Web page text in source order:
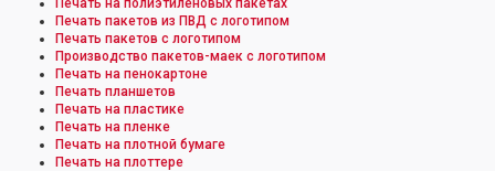
Печать на полиэтиленовых пакетах
Печать пакетов из ПВД с логотипом
Печать пакетов с логотипом
Производство пакетов-маек с логотипом
Печать на пенокартоне
Печать планшетов
Печать на пластике
Печать на пленке
Печать на плотной бумаге
Печать на плоттере